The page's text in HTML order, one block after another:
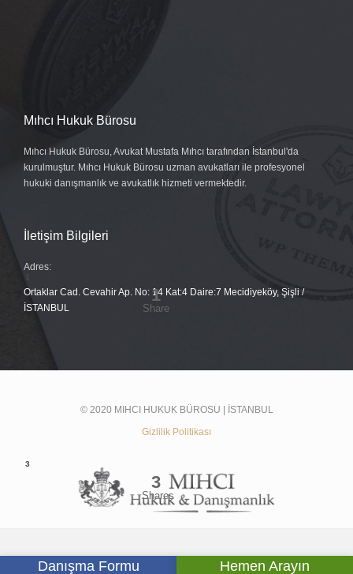
Danışma Formu Hemen Arayın
Mıhcı Hukuk Bürosu
Mıhcı Hukuk Bürosu, Avukat Mustafa Mıhcı tarafından İstanbul'da
kurulmuştur. Mıhcı Hukuk Bürosu uzman avukatları ile profesyonel
hukuki danışmanlık ve avukatlık hizmeti vermektedir.
İletişim Bilgileri
Adres:
Ortaklar Cad. Cevahir Ap. No: 14 Kat:4 Daire:7 Mecidiyeköy, Şişli /
İSTANBUL
© 2020 MIHCI HUKUK BÜROSU | İSTANBUL
Gizlilik Politikası
SOSYAL MEDYADA BİZ:   